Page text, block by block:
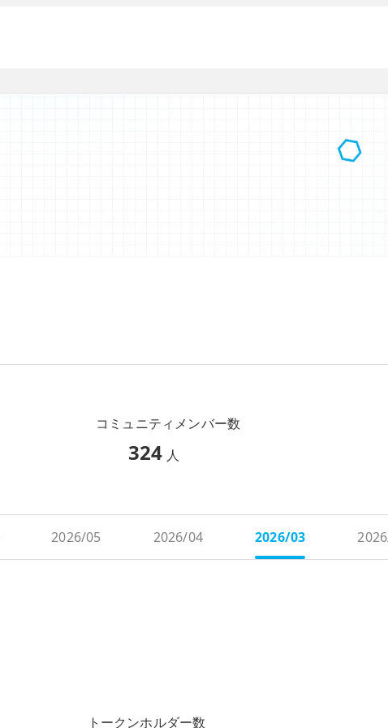
コミュニティメンバー数
324 人
2026/05 2026/04 2026/03
トークンホルダー数